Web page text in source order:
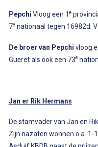
Pepchi Vloog een 1 e
7enationaal tegen 16982d.
De broer van Pepchi vloog
Gueret als ook een 73e
Jan er Rik Hermans
De stamvader van Jan en
Zijn nazaten wonnen o.a.